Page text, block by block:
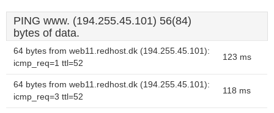
PING www. (194.255.45.101) 56(84)
bytes of data.
64 bytes from web11.redhost.dk (194.255.45.101):
icmp_req=1 ttl=52
123 ms
64 bytes from web11.redhost.dk (194.255.45.101):
icmp_req=3 ttl=52
118 ms